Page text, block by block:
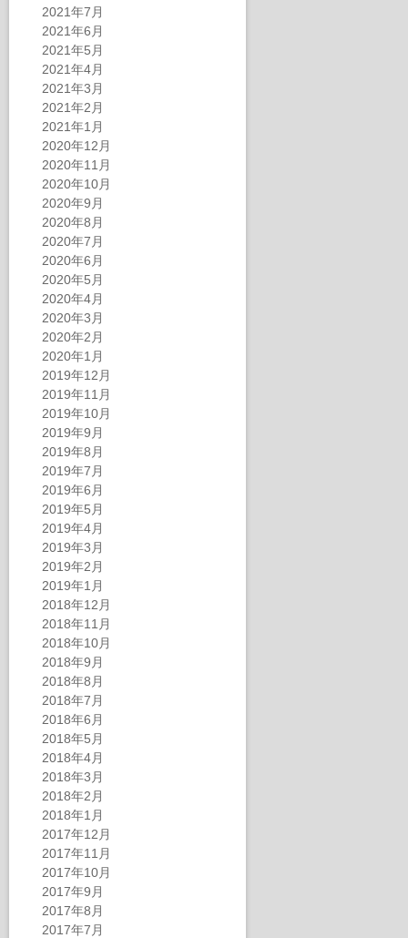
2021年7月
2021年6月
2021年5月
2021年4月
2021年3月
2021年2月
2021年1月
2020年12月
2020年11月
2020年10月
2020年9月
2020年8月
2020年7月
2020年6月
2020年5月
2020年4月
2020年3月
2020年2月
2020年1月
2019年12月
2019年11月
2019年10月
2019年9月
2019年8月
2019年7月
2019年6月
2019年5月
2019年4月
2019年3月
2019年2月
2019年1月
2018年12月
2018年11月
2018年10月
2018年9月
2018年8月
2018年7月
2018年6月
2018年5月
2018年4月
2018年3月
2018年2月
2018年1月
2017年12月
2017年11月
2017年10月
2017年9月
2017年8月
2017年7月